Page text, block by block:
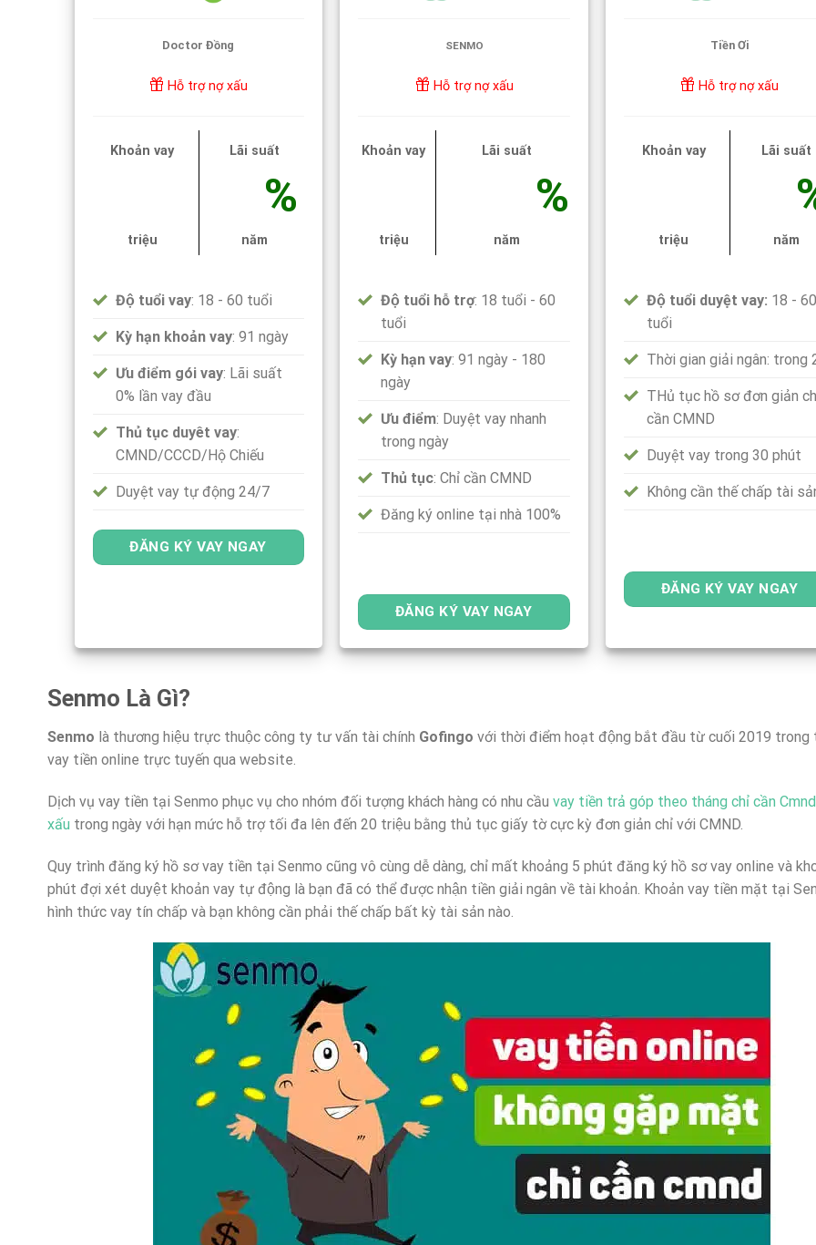
Doctor Đồng
Hỗ trợ nợ xấu
Khoản vay
triệu
Lãi suất
%
năm
Độ tuổi vay: 18 - 60 tuổi
Kỳ hạn khoản vay: 91 ngày
Ưu điểm gói vay: Lãi suất
0% lần vay đầu
Thủ tục duyêt vay:
CMND/CCCD/Hộ Chiếu
Duyệt vay tự động 24/7
ĐĂNG KÝ VAY NGAY
SENMO
Hỗ trợ nợ xấu
Khoản vay
triệu
Lãi suất
%
năm
Độ tuổi hỗ trợ: 18 tuổi - 60
tuổi
Kỳ hạn vay: 91 ngày - 180
ngày
Ưu điểm: Duyệt vay nhanh
trong ngày
Thủ tục: Chỉ cần CMND
Đăng ký online tại nhà 100%
ĐĂNG KÝ VAY NGAY
Tiền Ơi
Hỗ trợ nợ xấu
Khoản vay
triệu
Lãi suất
năm
Độ tuổi duyệt vay: 18 -
tuổi
Thời gian giải ngân: trong
THủ tục hồ sơ đơn giản
cần CMND
Duyệt vay trong 30 phút
Không cần thế chấp tài
ĐĂNG KÝ VAY NGAY
Senmo Là Gì?
Senmo là thương hiệu trực thuộc công ty tư vấn tài chính Gofingo với thời điểm hoạt động bắt đầu từ cuối 2019 trong
vay tiền online trực tuyến qua website.
Dịch vụ vay tiền tại Senmo phục vụ cho nhóm đối tượng khách hàng có nhu cầu vay tiền trả góp theo tháng chỉ cần
xấu trong ngày với hạn mức hỗ trợ tối đa lên đến 20 triệu bằng thủ tục giấy tờ cực kỳ đơn giản chỉ với CMND.
Quy trình đăng ký hồ sơ vay tiền tại Senmo cũng vô cùng dễ dàng, chỉ mất khoảng 5 phút đăng ký hồ sơ vay online và
phút đợi xét duyệt khoản vay tự động là bạn đã có thể được nhận tiền giải ngân về tài khoản. Khoản vay tiền mặt tại
hình thức vay tín chấp và bạn không cần phải thế chấp bất kỳ tài sản nào.